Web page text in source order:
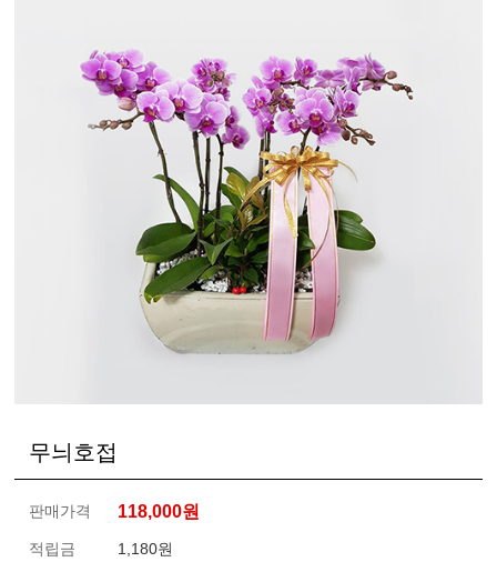
무늬호접
판매가격 118,000원
적립금
1,180원